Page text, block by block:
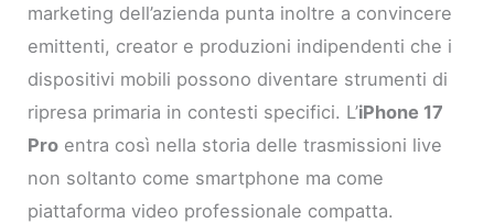
marketing dell’azienda punta inoltre a convincere
emittenti, creator e produzioni indipendenti che i
dispositivi mobili possono diventare strumenti di
ripresa primaria in contesti specifici. L’iPhone 17
Pro entra così nella storia delle trasmissioni live
non soltanto come smartphone ma come
piattaforma video professionale compatta.